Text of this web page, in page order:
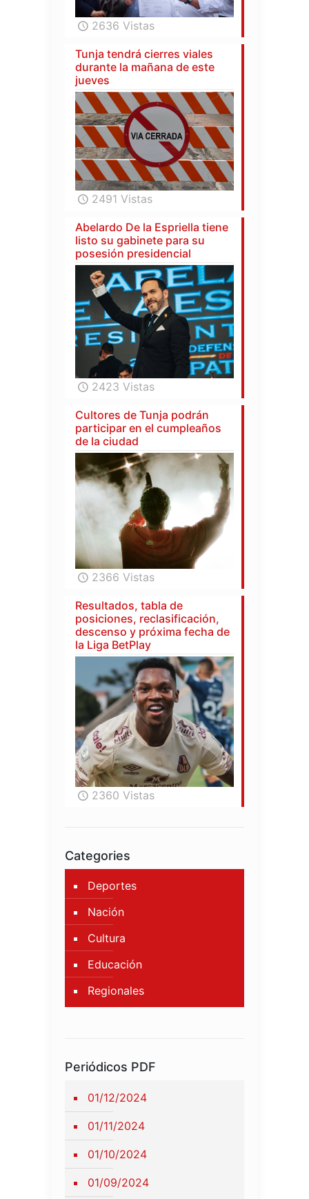
2636 Vistas
Tunja tendrá cierres viales
durante la mañana de este
jueves
2491 Vistas
Abelardo De la Espriella tiene
listo su gabinete para su
posesión presidencial
2423 Vistas
Cultores de Tunja podrán
participar en el cumpleaños
de la ciudad
2366 Vistas
Resultados, tabla de
posiciones, reclasificación,
descenso y próxima fecha de
la Liga BetPlay
2360 Vistas
Categories
Deportes
Nación
Cultura
Educación
Regionales
Periódicos PDF
01/12/2024
01/11/2024
01/10/2024
01/09/2024